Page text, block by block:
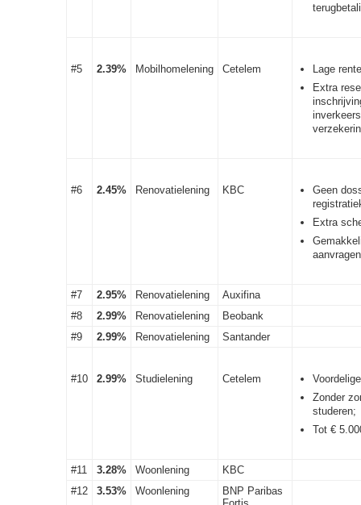
#5 2.39% Mobilhomelening Cetelem
Lage
Extra
#6 2.45% Renovatielening KBC
Geen
Extra
aanvragen
#7 2.95% Renovatielening
Auxifina
#8
2.99% Renovatielening
Beobank
#9
2.99% Renovatielening Santander
#10 2.99% Studielening Cetelem
Zonder
studeren;
Tot €
#11 3.28% Woonlening
KBC
#12
3.53% Woonlening
BNP Paribas